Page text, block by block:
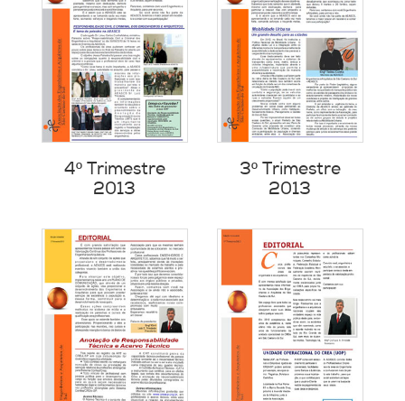
4º Trimestre
2013
3º Trimestre
2013